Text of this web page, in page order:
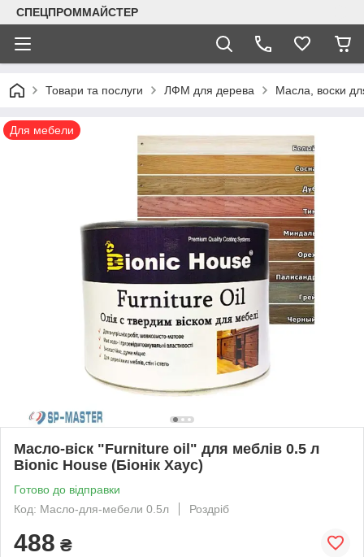
СПЕЦПРОММАЙСТЕР
Товари та послуги ЛФМ для дерева Масла, воски
Для мебели
Масло-віск "Furniture oil" для меблів 0.5 л
Bionic House (Біонік Хаус)
Готово до відправки
Код: Масло-для-мебели 0.5л
Роздріб
488 ₴